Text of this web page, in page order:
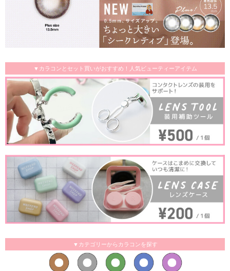
▼カラコンとセット買いがおすすめ！人気ビューティーアイテム
▼カテゴリーからカラコンを探す